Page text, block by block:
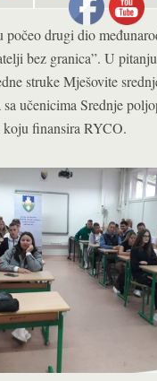
počeo drugi dio
bez granica”. U
struke Mješovite
učenicima Srednje
finansira RYCO.